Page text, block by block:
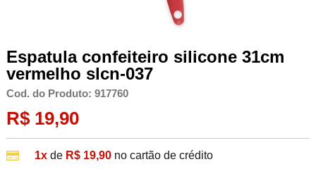
Espatula confeiteiro silicone 31cm
vermelho slcn-037
Cod. do Produto: 917760
R$ 19,90
1xde R$ 19,90 no cartão de crédito